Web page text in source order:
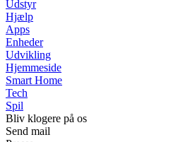
Udstyr
Hjælp
Apps
Enheder
Udvikling
Hjemmeside
Smart Home
Tech
Spil
Bliv klogere på os
Send mail